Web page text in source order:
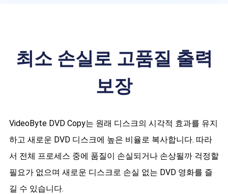
최소 손실로 고품질 출력
보장
VideoByte DVD Copy는 원래 디스크의 시각적 효과를 유지
하고 새로운 DVD 디스크에 높은 비율로 복사합니다. 따라
서 전체 프로세스 중에 품질이 손실되거나 손상될까 걱정할
필요가 없으며 새로운 디스크로 손실 없는 DVD 영화를 즐
길 수 있습니다.